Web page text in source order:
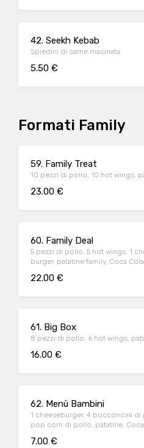
42. Seekh Kebab
Spiedini di carne macinata
5.50 €
Formati Family
59. Family Treat
10 pezzi di pollo, 10 hot wings,
23.00 €
60. Family Deal
5 pezzi di pollo, 5 hot wings, 1
burger, patatine family, Coca Cola
22.00 €
61. Big Box
8 pezzi di pollo, 6 hot wings,
16.00 €
62. Menù Bambini
1 cheeseburger, 4 bocconcini
pop corn di pollo, patatine, Coca
7.00 €